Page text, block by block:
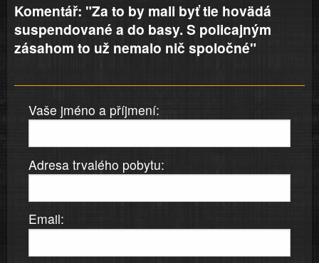
Komentář: "Za to by mali byť tie hovädá
suspendované a do basy. S policajným
zásahom to už nemalo nič spoločné"
Vaše jméno a příjmení:
Adresa trvalého pobytu:
Email: